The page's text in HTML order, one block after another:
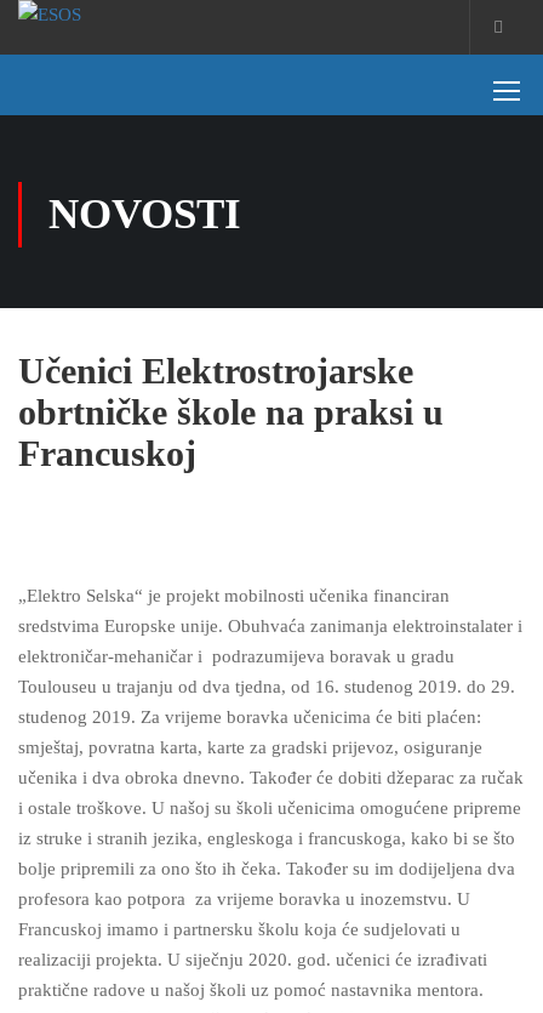
NOVOSTI
Učenici Elektrostrojarske
obrtničke škole na praksi u
Francuskoj
„Elektro Selska“ je projekt mobilnosti učenika financiran
sredstvima Europske unije. Obuhvaća zanimanja elektroinstalater i
elektroničar-mehaničar i podrazumijeva boravak u gradu
Toulouseu u trajanju od dva tjedna, od 16. studenog 2019. do 29.
studenog 2019. Za vrijeme boravka učenicima će biti plaćen:
smještaj, povratna karta, karte za gradski prijevoz, osiguranje
učenika i dva obroka dnevno. Također će dobiti džeparac za ručak
i ostale troškove. U našoj su školi učenicima omogućene pripreme
iz struke i stranih jezika, engleskoga i francuskoga, kako bi se što
bolje pripremili za ono što ih čeka. Također su im dodijeljena dva
profesora kao potpora za vrijeme boravka u inozemstvu. U
Francuskoj imamo i partnersku školu koja će sudjelovati u
realizaciji projekta. U siječnju 2020. god. učenici će izrađivati
praktične radove u našoj školi uz pomoć nastavnika mentora.